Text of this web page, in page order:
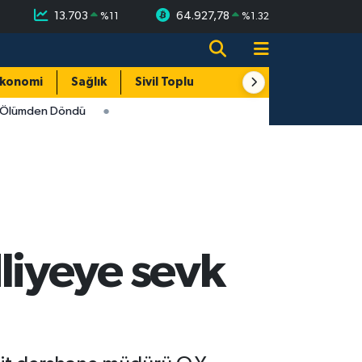
13.703 %11 64.927,78 %1.32
Sağlık Sivil Toplum Turizm
Döndü
sevk